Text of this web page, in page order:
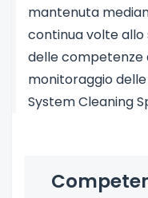
mantenuta
continua volte
delle competenze
monitoraggio
System Cleaning